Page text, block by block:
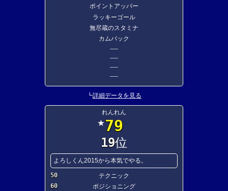
ポイントアッパー
ラッキーゴール
無尽蔵のスタミナ
カムバック
----
----
----
----
┗詳細データを見る
れんれん
★79
19位
よろしくん2015から本気でやる。
50
テクニック
60
ポジショニング